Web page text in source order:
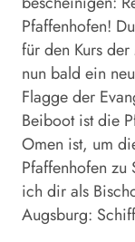
Pfaffenhofen!
für den Kurs
nun bald ein
Flagge der
Beiboot ist die
Omen ist, um
Pfaffenhofen
ich dir als
Augsburg: